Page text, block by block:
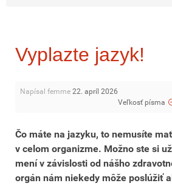
Vyplazte jazyk!
Napísal femme 22. apríl 2026
Veľkosť písma
Čo máte na jazyku, to nemusíte
v celom organizme. Možno ste si
mení v závislosti od nášho
orgán nám niekedy môže poslúžiť